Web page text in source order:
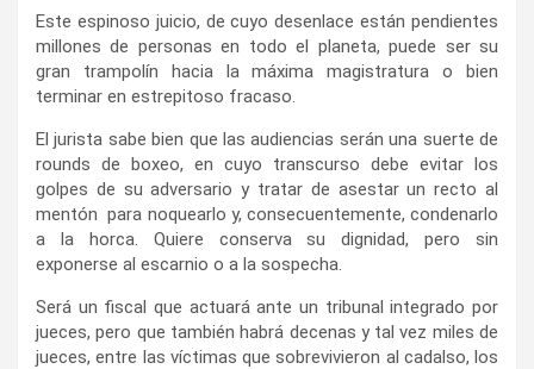
Este espinoso juicio, de cuyo desenlace están pendientes
millones de personas en todo el planeta, puede ser su
gran trampolín hacia la máxima magistratura o bien
terminar en estrepitoso fracaso.
El jurista sabe bien que las audiencias serán una suerte de
rounds de boxeo, en cuyo transcurso debe evitar los
golpes de su adversario y tratar de asestar un recto al
mentón para noquearlo y, consecuentemente, condenarlo
a la horca. Quiere conserva su dignidad, pero sin
exponerse al escarnio o a la sospecha.
Será un fiscal que actuará ante un tribunal integrado por
jueces, pero que también habrá decenas y tal vez miles de
jueces, entre las víctimas que sobrevivieron al cadalso, los